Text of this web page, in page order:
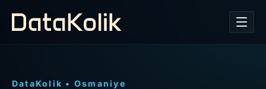
DataKolik • Osmaniye